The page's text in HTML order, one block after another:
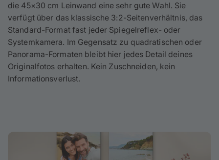
die 45×30 cm Leinwand eine sehr gute Wahl. Sie
verfügt über das klassische 3:2-Seitenverhältnis, das
Standard-Format fast jeder Spiegelreflex- oder
Systemkamera. Im Gegensatz zu quadratischen oder
Panorama-Formaten bleibt hier jedes Detail deines
Originalfotos erhalten. Kein Zuschneiden, kein
Informationsverlust.